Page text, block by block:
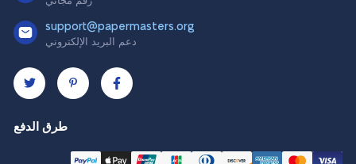
support@papermasters.org
دعم البريد الإلكتروني
طرق الدفع